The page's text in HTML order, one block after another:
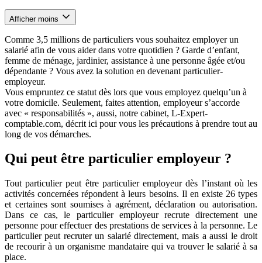
Afficher moins
Comme 3,5 millions de particuliers vous souhaitez employer un
salarié afin de vous aider dans votre quotidien ? Garde d’enfant,
femme de ménage, jardinier, assistance à une personne âgée et/ou
dépendante ? Vous avez la solution en devenant particulier-
employeur.
Vous empruntez ce statut dès lors que vous employez quelqu’un à
votre domicile. Seulement, faites attention, employeur s’accorde
avec « responsabilités », aussi, notre cabinet, L-Expert-
comptable.com, décrit ici pour vous les précautions à prendre tout au
long de vos démarches.
Qui peut être particulier employeur ?
Tout particulier peut être particulier employeur dès l’instant où les
activités concernées répondent à leurs besoins. Il en existe 26 types
et certaines sont soumises à agrément, déclaration ou autorisation.
Dans ce cas, le particulier employeur recrute directement une
personne pour effectuer des prestations de services à la personne. Le
particulier peut recruter un salarié directement, mais a aussi le droit
de recourir à un organisme mandataire qui va trouver le salarié à sa
place.